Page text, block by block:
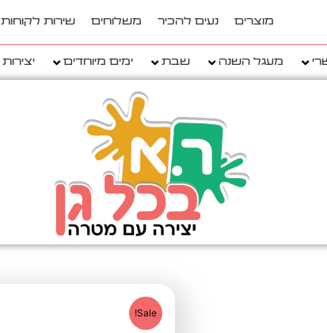
מוצרים נעים להכיר משלוחים שירות לקוחות
מעגל השנה שבת ימים מיוחדים יצירות
Sale!